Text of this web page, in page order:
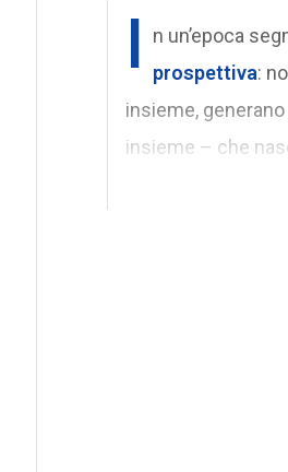
I n un’epoca
prospettiva:
insieme,
insieme – che